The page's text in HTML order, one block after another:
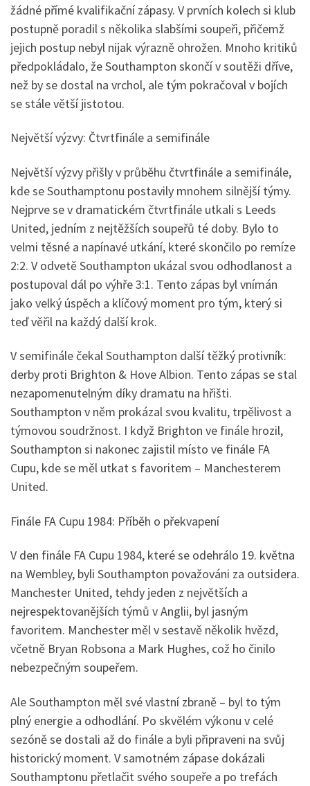
žádné přímé kvalifikační zápasy. V prvních kolech si klub
postupně poradil s několika slabšími soupeři, přičemž
jejich postup nebyl nijak výrazně ohrožen. Mnoho kritiků
předpokládalo, že Southampton skončí v soutěži dříve,
než by se dostal na vrchol, ale tým pokračoval v bojích
se stále větší jistotou.
Největší výzvy: Čtvrtfinále a semifinále
Největší výzvy přišly v průběhu čtvrtfinále a semifinále,
kde se Southamptonu postavily mnohem silnější týmy.
Nejprve se v dramatickém čtvrtfinále utkali s Leeds
United, jedním z nejtěžších soupeřů té doby. Bylo to
velmi těsné a napínavé utkání, které skončilo po remíze
2:2. V odvetě Southampton ukázal svou odhodlanost a
postupoval dál po výhře 3:1. Tento zápas byl vnímán
jako velký úspěch a klíčový moment pro tým, který si
teď věřil na každý další krok.
V semifinále čekal Southampton další těžký protivník:
derby proti Brighton & Hove Albion. Tento zápas se stal
nezapomenutelným díky dramatu na hřišti.
Southampton v něm prokázal svou kvalitu, trpělivost a
týmovou soudržnost. I když Brighton ve finále hrozil,
Southampton si nakonec zajistil místo ve finále FA
Cupu, kde se měl utkat s favoritem – Manchesterem
United.
Finále FA Cupu 1984: Příběh o překvapení
V den finále FA Cupu 1984, které se odehrálo 19. května
na Wembley, byli Southampton považováni za outsidera.
Manchester United, tehdy jeden z největších a
nejrespektovanějších týmů v Anglii, byl jasným
favoritem. Manchester měl v sestavě několik hvězd,
včetně Bryan Robsona a Mark Hughes, což ho činilo
nebezpečným soupeřem.
Ale Southampton měl své vlastní zbraně – byl to tým
plný energie a odhodlání. Po skvělém výkonu v celé
sezóně se dostali až do finále a byli připraveni na svůj
historický moment. V samotném zápase dokázali
Southamptonu přetlačit svého soupeře a po trefách